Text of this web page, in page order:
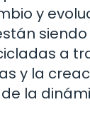
y
a
y la
la